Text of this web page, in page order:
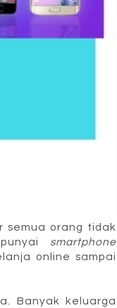
semua orang tidak
smartphone
online sampai
Banyak keluarga